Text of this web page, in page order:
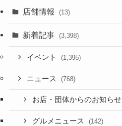
店舗情報 (13)
新着記事 (3,398)
イベント (1,395)
ニュース (768)
お店・団体からのお知らせ
グルメニュース (142)